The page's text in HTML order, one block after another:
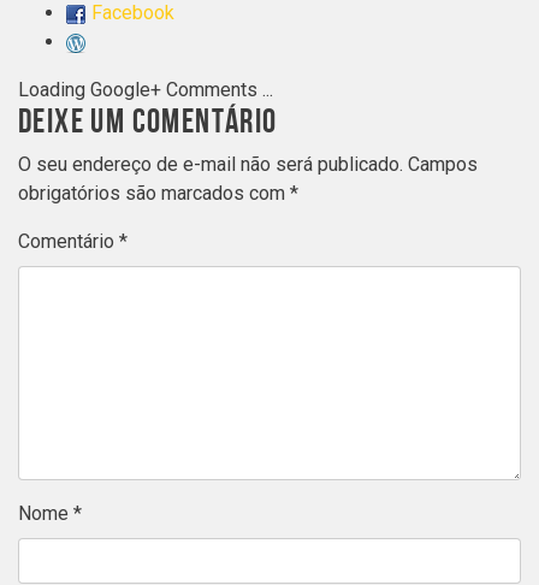
Facebook
Loading Google+ Comments ...
DEIXE UM COMENTÁRIO
O seu endereço de e-mail não será publicado. Campos
obrigatórios são marcados com *
Comentário *
Nome *